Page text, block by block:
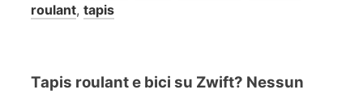
roulant, tapis
Tapis roulant e bici su Zwift? Nessun